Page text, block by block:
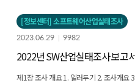
[정보센터] 소프트웨어산업실태조사
2023.06.29
9982
2022년 SW산업실태조사 보고
제1장 조사 개요1. 일러두기 2. 조사개요